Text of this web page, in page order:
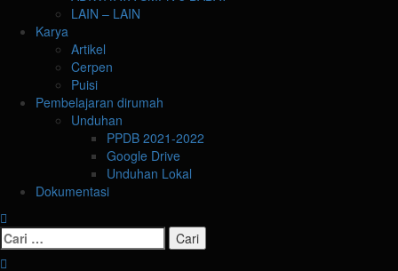
LAIN – LAIN
Karya
Artikel
Cerpen
Puisi
Pembelajaran dirumah
Unduhan
PPDB 2021-2022
Google Drive
Unduhan Lokal
Dokumentasi
Cari
untuk: